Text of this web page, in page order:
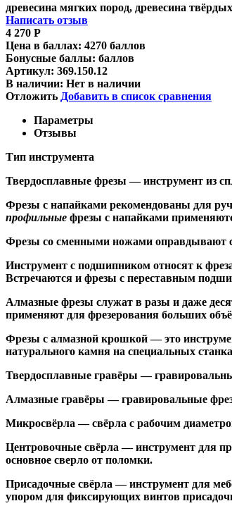
древесина мягких пород, древесина
Написать отзыв
4 270 Р
Цена в баллах: 4270 баллов
Бонусные баллы: баллов
Артикул: 369.150.12
В наличии: Нет в наличии
Отложить Добавить в список сравнения
Параметры
Отзывы
Тип инструмента
Твердосплавные фрезы — инструмент из
Фрезы с напайками рекомендованы для
профильные фрезы с напайками
Фрезы со сменными ножами оправдывают
Инструмент с подшипником относят к
Встречаются и фрезы с переставным
Алмазные фрезы служат в разы и даже
применяют для фрезерования больших
Фрезы с алмазной крошкой— это
натурального камня на специальных
Твердосплавные гравёры —
Алмазные гравёры — гравировальные
Микросвёрла — свёрла с рабочим
Центровочные свёрла — инструмент для
основное сверло от поломки.
Присадочные свёрла — инструмент для
упором для фиксирующих винтов